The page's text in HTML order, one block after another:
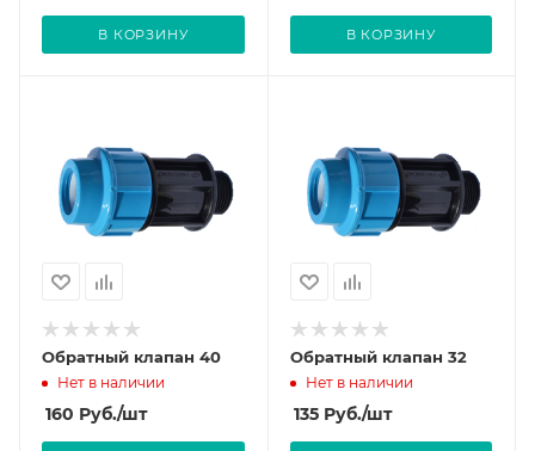
В КОРЗИНУ В КОРЗИНУ
Обратный клапан 40
Нет в наличии
160 Руб./шт
Обратный клапан 32
Нет в наличии
135Руб./шт